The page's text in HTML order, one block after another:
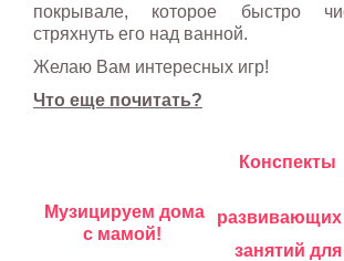
покрывале, которое быстро
стряхнуть его над ванной.
Желаю Вам интересных игр!
Что еще почитать?
Музицируем дома
с мамой!
Конспекты
развивающих
занятий для